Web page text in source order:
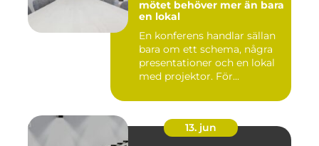
mötet behöver mer än bara
en lokal
En konferens handlar sällan
bara om ett schema, några
presentationer och en lokal
med projektor. För...
13. jun